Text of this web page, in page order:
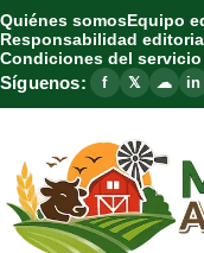
Quiénes somosEquipo
Responsabilidad
Condiciones del servicio
Síguenos: f 𝕏 ☁ in